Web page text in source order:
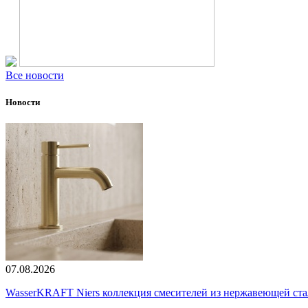
Все новости
Новости
07.08.2026
WasserKRAFT Niers коллекция смесителей из нержавеющей